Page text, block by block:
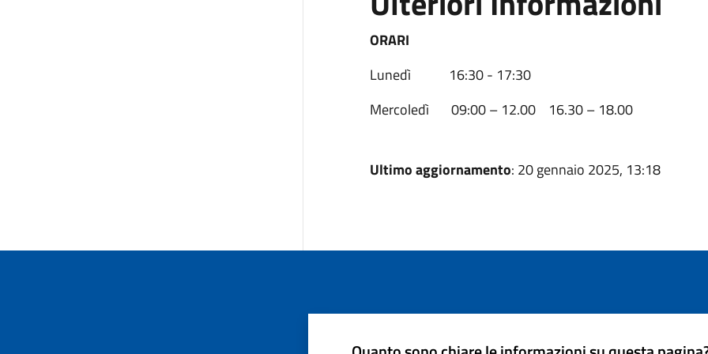
ORARI
Lunedì 16:30 - 17:30
Mercoledì 09:00 – 12.00 16.30 – 18.00
Ultimo aggiornamento: 20 gennaio 2025, 13:18